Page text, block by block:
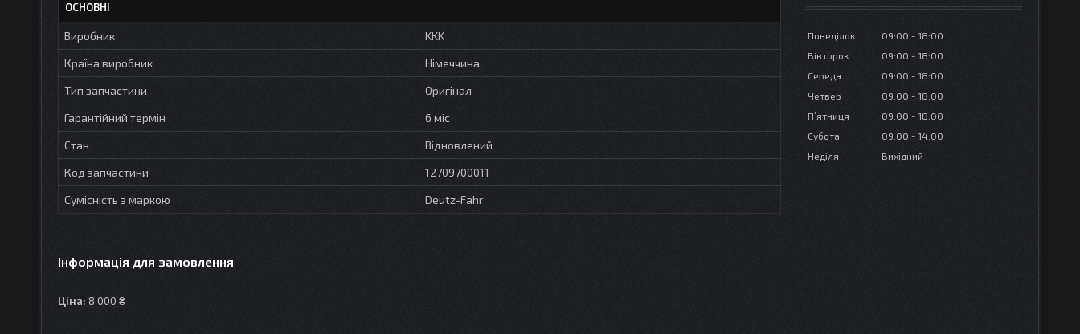
ОСНОВНІ
Виробник
KKK
Країна виробник
Німеччина
Тип запчастини
Оригінал
Гарантійний термін
6 міс
Стан
Відновлений
Код запчастини
12709700011
Сумісність з маркою
Deutz-Fahr
Інформація для замовлення
Ціна: 8 000 ₴
Понеділок 09:00
18:00
Вівторок
09:00
18:00
Середа
09:00
18:00
Четвер
09:00
18:00
Пʼятниця
09:00
18:00
Субота
09:00
14:00
Неділя
Вихідний